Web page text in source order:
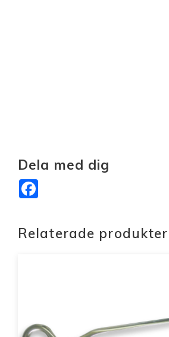
Dela med dig
Relaterade produkter